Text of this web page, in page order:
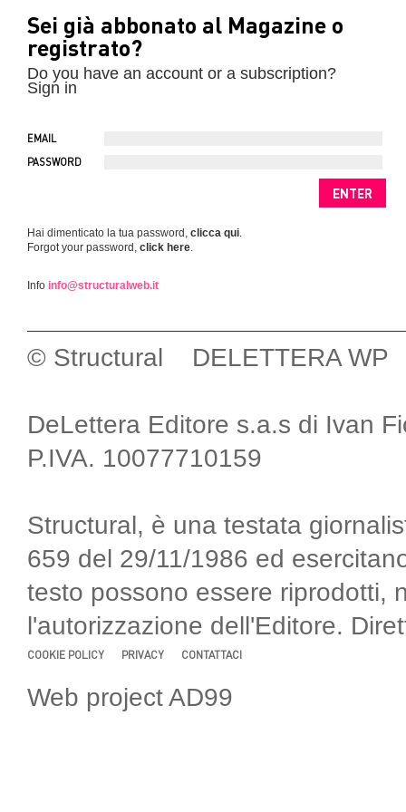
Sei già abbonato al Magazine o
registrato?
Do you have an account or a subscription?
Sign in
EMAIL
PASSWORD
Hai dimenticato la tua password, clicca qui.
Forgot your password, click here.
Info info@structuralweb.it
© Structural DELETTERA WP
DeLettera Editore s.a.s di Ivan
P.IVA. 10077710159
Structural, è una testata
659 del 29/11/1986 ed
testo possono essere riprodotti,
l'autorizzazione dell'Editore.
COOKIE POLICY PRIVACY CONTATTACI
Web project AD99